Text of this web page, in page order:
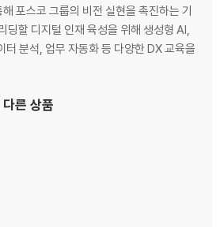
환경 구축하기
포스코 그룹의 비전 실현을 촉진하는 기
딩할 디지털 인재 육성을 위해 생성형 AI,
분석, 업무 자동화 등 다양한 DX 교육을
다른 상품